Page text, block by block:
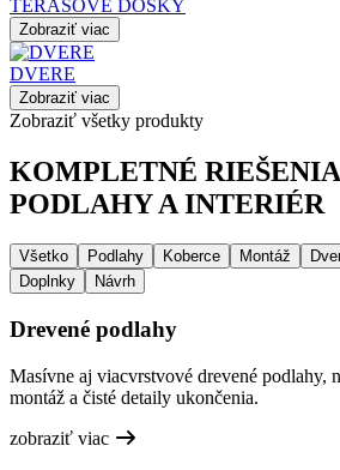
TERASOVÉ DOSKY
Zobraziť viac
DVERE
Zobraziť viac
Zobraziť všetky produkty
KOMPLETNÉ
PODLAHY A INTERIÉR
Všetko Podlahy Koberce Montáž
Doplnky
Návrh
Drevené podlahy
Masívne aj viacvrstvové drevené podlahy,
montáž a čisté detaily ukončenia.
zobraziť viac